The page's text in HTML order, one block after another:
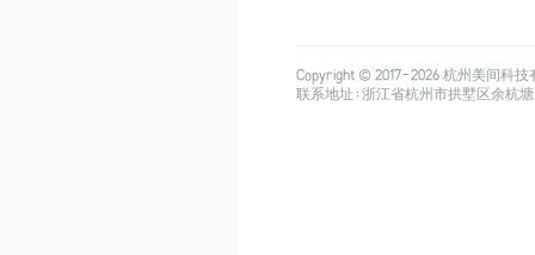
Copyright © 2017-2026杭州美间科技
联系地址：浙江省杭州市拱墅区余杭